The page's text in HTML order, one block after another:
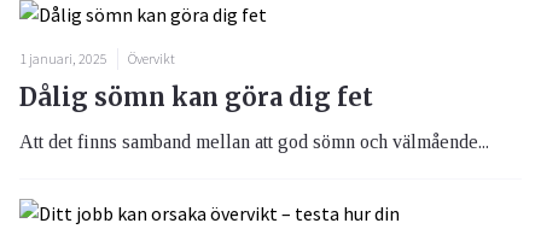
1 januari, 2025 Övervikt
Dålig sömn kan göra dig fet
Att det finns samband mellan att god sömn och välmående...